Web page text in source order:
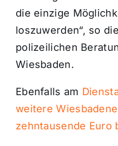
die einzige
loszuwerden“, so
polizeilichen
Wiesbaden.
Ebenfalls am
weitere
zehntausende Euro